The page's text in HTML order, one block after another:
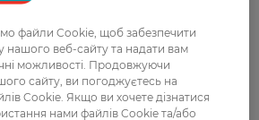
пошти - 99 грн,
699 грн
файли Cookie, щоб забезпечити
нашого веб-сайту та надати вам
можливості. Продовжуючи
сайту, ви погоджуєтесь на
Cookie. Якщо ви хочете дізнатися
нами файлів Cookie та/або